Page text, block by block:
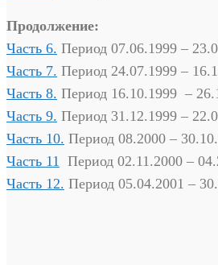
Продолжение:
Часть 6. Период 07.06.1999 –
Часть 7. Период 24.07.1999 –
Часть 8. Период 16.10.1999 –
Часть 9. Период 31.12.1999 –
Часть 10. Период 08.2000 –
Часть 11 Период 02.11.2000 –
Часть 12. Период 05.04.2001 –